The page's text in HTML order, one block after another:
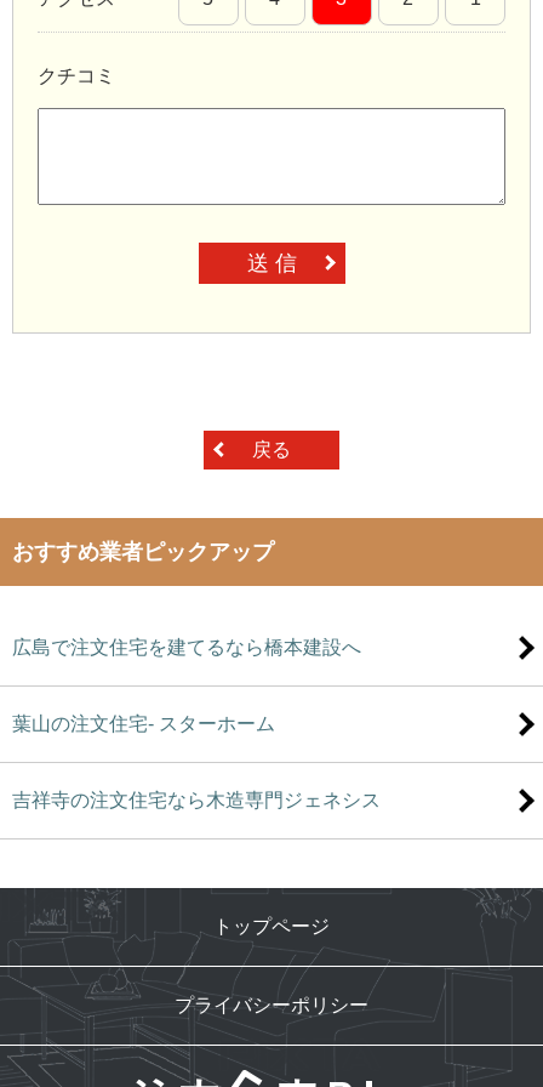
クチコミ
送 信
戻る
おすすめ業者ピックアップ
広島で注文住宅を建てるなら橋本建設へ
葉山の注文住宅- スターホーム
吉祥寺の注文住宅なら木造専門ジェネシス
トップページ
プライバシーポリシー